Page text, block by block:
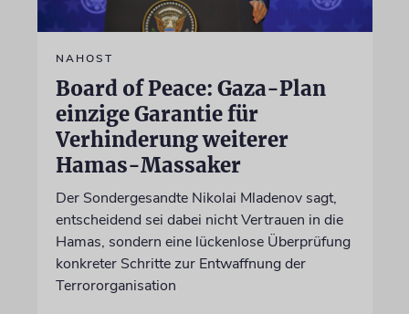
NAHOST
Board of Peace: Gaza-Plan
einzige Garantie für
Verhinderung weiterer
Hamas-Massaker
Der Sondergesandte Nikolai Mladenov sagt,
entscheidend sei dabei nicht Vertrauen in die
Hamas, sondern eine lückenlose Überprüfung
konkreter Schritte zur Entwaffnung der
Terrororganisation